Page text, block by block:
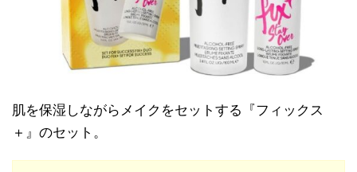
肌を保湿しながらメイクをセットする『フィックス
＋』のセット。